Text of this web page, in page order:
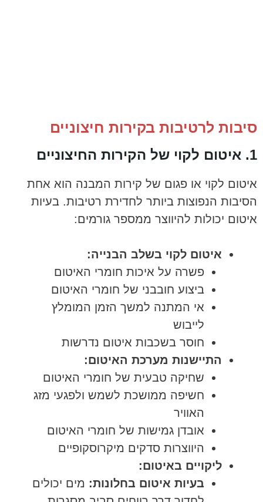
סיבות לרטיבות בקירות חיצוניים
1. איטום לקוי של הקירות החיצוניים
איטום לקוי או פגום של קירות המבנה הוא אחת
הסיבות הנפוצות ביותר לחדירת רטיבות. בעיות
איטום יכולות להיווצר ממספר גורמים:
איטום לקוי בשלב הבנייה:
פשרה על איכות חומרי האיטום
ביצוע חובבני של חומרי האיטום
אי המתנה למשך הזמן המומלץ
לייבוש
חוסר בשכבות איטום נדרשות
התיישנות מערכת האיטום:
שחיקה טבעית של חומרי האיטום
חשיפה ממושכת לשמש ולפגעי מזג
האוויר
אובדן גמישות של חומרי האיטום
היווצרות סדקים מיקרוסקופיים
ליקויים באיטום:
בעיות איטום בחלונות: מים יכולים